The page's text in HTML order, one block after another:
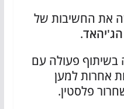
הג'יהאד.
בשיתוף פעולה עם
אחרות למען
פלסטין.